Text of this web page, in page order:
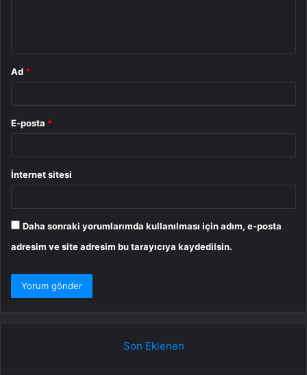
Ad *
E-posta *
İnternet sitesi
Daha sonraki yorumlarımda kullanılması için adım, e-posta
adresim ve site adresim bu tarayıcıya kaydedilsin.
Son Eklenen